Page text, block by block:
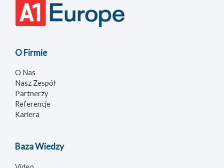
O Firmie
O Nas
Nasz Zespół
Partnerzy
Referencje
Kariera
Baza Wiedzy